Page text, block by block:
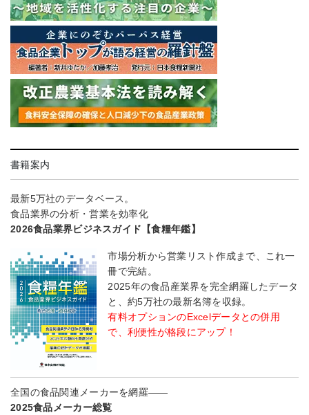
書籍案内
最新5万社のデータベース。
食品業界の分析・営業を効率化
2026食品業界ビジネスガイド【食糧年鑑】
市場分析から営業リスト作成まで、これ一
冊で完結。
2025年の食品産業界を完全網羅したデータ
と、約5万社の最新名簿を収録。
有料オプションのExcelデータとの併用
で、利便性が格段にアップ！
全国の食品関連メーカーを網羅――
2025食品メーカー総覧